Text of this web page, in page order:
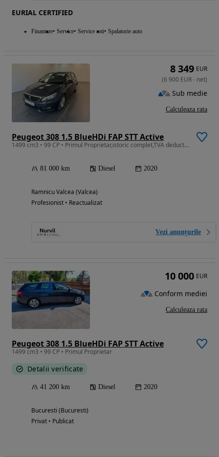
EURIAL CERTIFIED
Finantare Service Service roti Spalatorie auto
Peugeot 308 1.5 BlueHDi FAP STT Active
1499 cm3 • 99 CP • Primul Proprietar,istoric complet,TVA deductibil
81 000 km Diesel 2020
Ramnicu Valcea (Valcea)
Profesionist • Reactualizat
Vezi anunțurile
8 349 EUR
(6 900 EUR- net)
Sub medie
Calculeaza rata
Peugeot 308 1.5 BlueHDi FAP STT Active
1499 cm3 • 99 CP • Primul Proprietar
Detalii verificate
41 200 km Diesel 2020
Bucuresti (Bucuresti)
Privat • Publicat
10 000 EUR
Conform mediei
Calculeaza rata